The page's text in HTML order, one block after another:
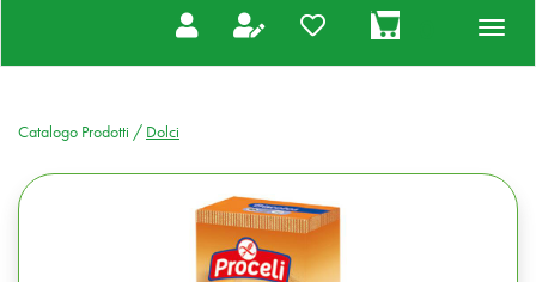
prodotti
inseriti
Catalogo Prodotti / Dolci